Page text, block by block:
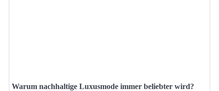
Warum nachhaltige Luxusmode immer beliebter wird?